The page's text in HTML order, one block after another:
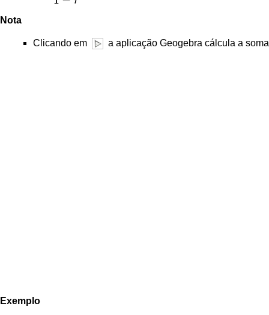
Nota
Clicando em a aplicação Geogebra cálcula a
Exemplo